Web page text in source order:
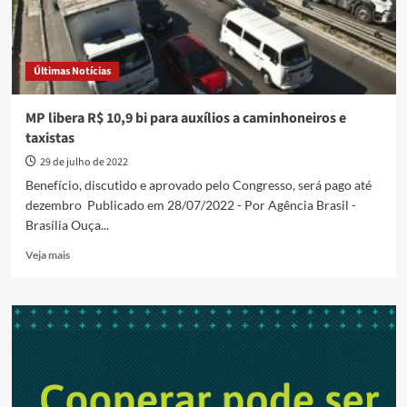
Últimas Notícias
MP libera R$ 10,9 bi para auxílios a caminhoneiros e
taxistas
29 de julho de 2022
Benefício, discutido e aprovado pelo Congresso, será pago até
dezembro Publicado em 28/07/2022 - Por Agência Brasil -
Brasília Ouça...
Veja maisRead
MP
libera
para